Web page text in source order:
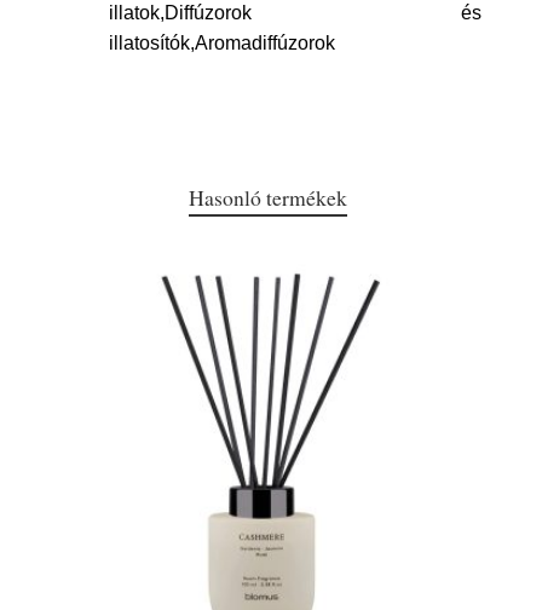
illatok,Diffúzorok és
illatosítók,Aromadiffúzorok
Hasonló termékek